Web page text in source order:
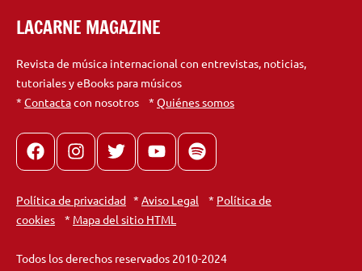
LACARNE MAGAZINE
Revista de música internacional con entrevistas, noticias,
tutoriales y eBooks para músicos
* Contactacon nosotros * Quiénes somos
FacebookInstagram
X youtubespotify
Política de privacidad * Aviso Legal * Política de
cookies * Mapa del sitio HTML
Todos los derechos reservados 2010-2024